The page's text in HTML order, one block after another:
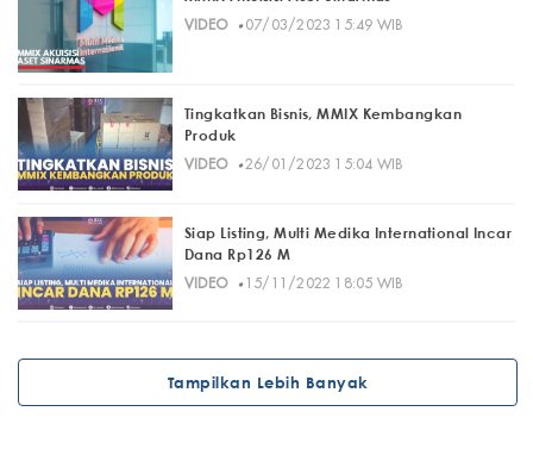
VIDEO· 07/03/2023 15:49 WIB
Tingkatkan Bisnis, MMIX Kembangkan
Produk
VIDEO· 26/01/2023 15:04 WIB
Siap Listing, Multi Medika International Incar
Dana Rp126 M
VIDEO· 15/11/2022 18:05 WIB
Tampilkan Lebih Banyak